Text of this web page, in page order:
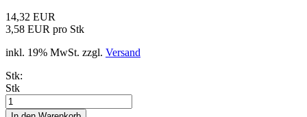
14,32 EUR
3,58 EUR pro Stk
inkl. 19% MwSt. zzgl. Versand
Stk:
Stk